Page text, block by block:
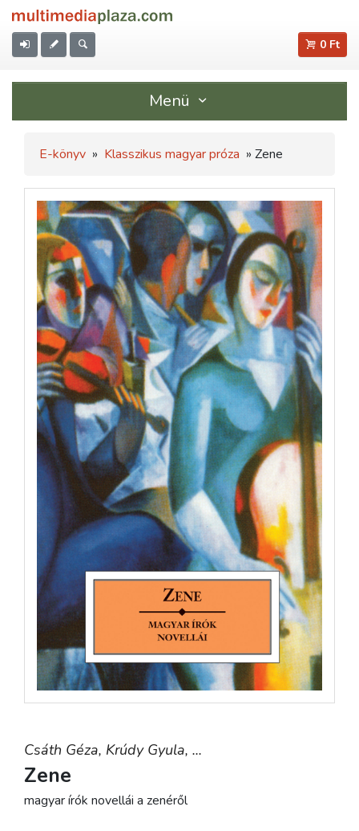
0 Ft
Menü
E-könyv » Klasszikus magyar próza » Zene
Csáth Géza, Krúdy Gyula, ...
Zene
magyar írók novellái a zenéről